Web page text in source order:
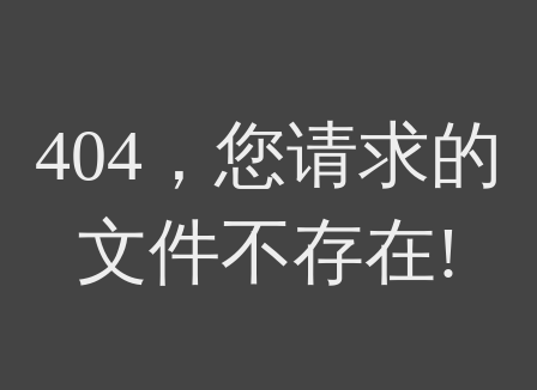
404，您请求的
文件不存在!